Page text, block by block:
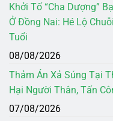
Khởi Tố “Cha Dượng”
Ở Đồng Nai: Hé Lộ
Tuổi
08/08/2026
Thảm Án Xả Súng Tại
Hại Người Thân, Tấn
07/08/2026